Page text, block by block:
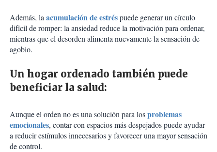
Además, laacumulación de estréspuede generar un círculo
difícil de romper: la ansiedad reduce la motivación para ordenar,
mientras que el desorden alimenta nuevamente la sensación de
agobio.
Un hogar ordenado también puede
beneficiar la salud:
Aunque el orden no es una solución para losproblemas
emocionales, contar con espacios más despejados puede ayudar
a reducir estímulos innecesarios y favorecer una mayor sensación
de control.